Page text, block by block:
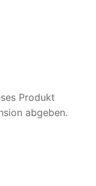
Produkt
abgeben.